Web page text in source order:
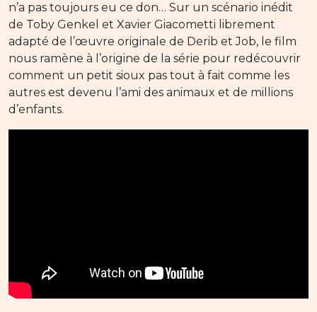
n’a pas toujours eu ce don… Sur un scénario inédit
de Toby Genkel et Xavier Giacometti librement
adapté de l’œuvre originale de Derib et Job, le film
nous ramène à l’origine de la série pour redécouvrir
comment un petit sioux pas tout à fait comme les
autres est devenu l’ami des animaux et de millions
d’enfants.